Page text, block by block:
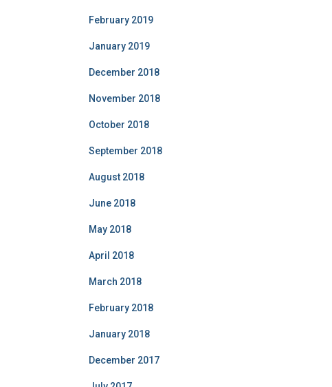
February 2019
January 2019
December 2018
November 2018
October 2018
September 2018
August 2018
June 2018
May 2018
April 2018
March 2018
February 2018
January 2018
December 2017